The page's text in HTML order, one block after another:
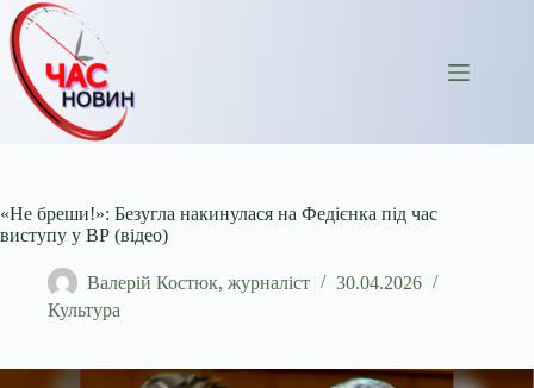
Перейти
до
вмісту
«Не бреши!»: Безугла накинулася на Федієнка під час
виступу у ВР (відео)
Валерій Костюк, журналіст
30.04.2026
Культура